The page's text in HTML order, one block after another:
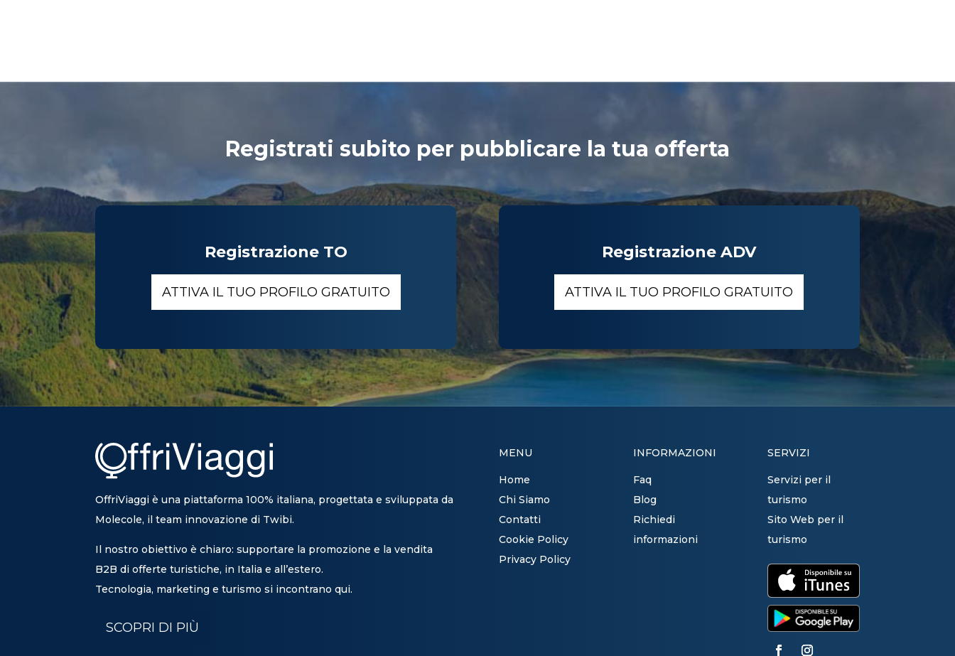
Registrati subito per pubblicare la tua offerta
Registrazione TO
ATTIVA IL TUO PROFILO GRATUITO
Registrazione ADV
ATTIVA IL TUO PROFILO GRATUITO
OffriViaggi è una piattaforma 100% italiana, progettata e sviluppata da
Molecole, il team innovazione di Twibi.
Il nostro obiettivo è chiaro: supportare la promozione e la vendita
B2B di offerte turistiche, in Italia e all’estero.
Tecnologia, marketing e turismo si incontrano qui.
SCOPRI DI PIÙ
MENU
Home
Chi Siamo
Contatti
Cookie Policy
Privacy Policy
INFORMAZIONI
Faq
Blog
Richiedi
informazioni
SERVIZI
Servizi per il
turismo
Sito Web per il
turismo